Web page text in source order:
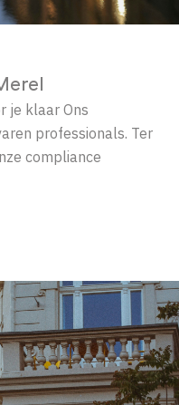
je klaar Ons
professionals. Ter
compliance